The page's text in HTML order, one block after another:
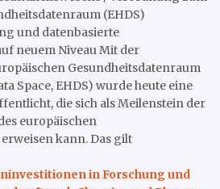
(EHDS)
und datenbasierte
neuem Niveau Mit der
Gesundheitsdatenraum
Space, EHDS) wurde heute eine
die sich als Meilenstein der
europäischen
kann. Das gilt
in Forschung und